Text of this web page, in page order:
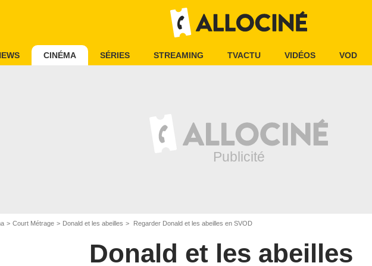
CINÉMA SÉRIES STREAMING TVACTU VIDÉOS VOD
Court Métrage Donald et les abeilles Regarder Donald et les abeilles en SVOD
Donald et les abeilles